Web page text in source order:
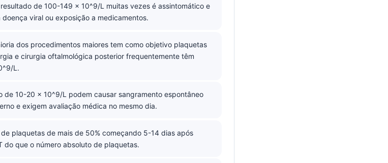
resultado de 100-149 × 10^9/L muitas vezes é assintomático e
viral ou exposição a medicamentos.
dos procedimentos maiores tem como objetivo plaquetas
e cirurgia oftalmológica posterior frequentemente têm
L.
de 10-20 × 10^9/L podem causar sangramento espontâneo
e exigem avaliação médica no mesmo dia.
plaquetas de mais de 50% começando 5-14 dias após
do que o número absoluto de plaquetas.